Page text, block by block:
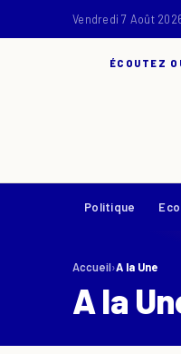
Vendredi 7 Août
ÉCOUTEZ
Politique
Accueil›A la Une
A la